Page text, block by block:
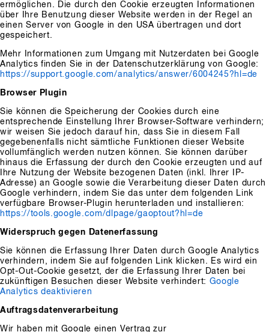
ermöglichen. Die durch den Cookie erzeugten Informationen
über Ihre Benutzung dieser Website werden in der Regel an
einen Server von Google in den USA übertragen und dort
gespeichert.
Mehr Informationen zum Umgang mit Nutzerdaten bei Google
Analytics finden Sie in der Datenschutzerklärung von Google:
https://support.google.com/analytics/answer/6004245?hl=de
Browser Plugin
Sie können die Speicherung der Cookies durch eine
entsprechende Einstellung Ihrer Browser-Software verhindern;
wir weisen Sie jedoch darauf hin, dass Sie in diesem Fall
gegebenenfalls nicht sämtliche Funktionen dieser Website
vollumfänglich werden nutzen können. Sie können darüber
hinaus die Erfassung der durch den Cookie erzeugten und auf
Ihre Nutzung der Website bezogenen Daten (inkl. Ihrer IP-
Adresse) an Google sowie die Verarbeitung dieser Daten durch
Google verhindern, indem Sie das unter dem folgenden Link
verfügbare Browser-Plugin herunterladen und installieren:
https://tools.google.com/dlpage/gaoptout?hl=de
Widerspruch gegen Datenerfassung
Sie können die Erfassung Ihrer Daten durch Google Analytics
verhindern, indem Sie auf folgenden Link klicken. Es wird ein
Opt-Out-Cookie gesetzt, der die Erfassung Ihrer Daten bei
zukünftigen Besuchen dieser Website verhindert: Google
Analytics deaktivieren
Auftragsdatenverarbeitung
Wir haben mit Google einen Vertrag zur